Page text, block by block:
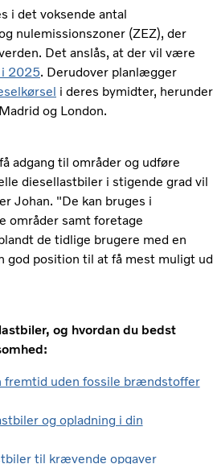
i det voksende antal
nulemissionszoner (ZEZ), der
Det anslås, at der vil være
i 2025. Derudover planlægger
i deres bymidter, herunder
og London.
adgang til områder og udføre
diesellastbiler i stigende grad vil
Johan. "De kan bruges i
områder samt foretage
de tidlige brugere med en
god position til at få mest muligt ud
og hvordan du bedst
fremtid uden fossile brændstoffer
og opladning i din
til krævende opgaver